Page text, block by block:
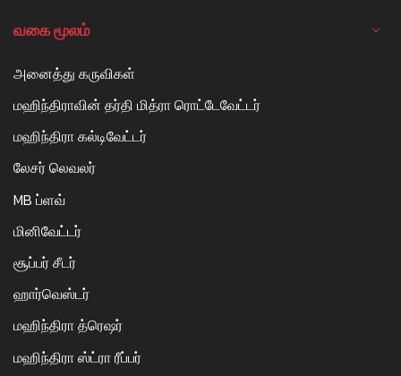
வகை மூலம்
அனைத்து கருவிகள்
மஹிந்திராவின் தர்தி மித்ரா ரொட்டேவேட்டர்
மஹிந்திரா கல்டிவேட்டர்
லேசர் லெவலர்
MB ப்ளவ்
மினிவேட்டர்
சூப்பர் சீடர்
ஹார்வெஸ்டர்
மஹிந்திரா த்ரெஷர்
மஹிந்திரா ஸ்ட்ரா ரீப்பர்